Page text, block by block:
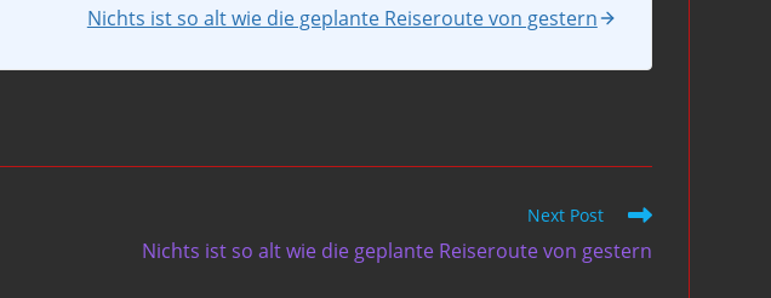
Nichts ist so alt wie die geplante Reiseroute von gestern
Next Post
Nichts ist so alt wie die geplante Reiseroute von gestern